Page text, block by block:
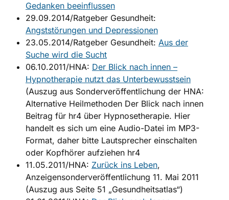
Gedanken beeinflussen
29.09.2014/Ratgeber Gesundheit:
Angststörungen und Depressionen
23.05.2014/Ratgeber Gesundheit: Aus der
Suche wird die Sucht
06.10.2011/HNA: Der Blick nach innen –
Hypnotherapie nutzt das Unterbewusstsein
(Auszug aus Sonderveröffentlichung der HNA:
Alternative Heilmethoden Der Blick nach innen
Beitrag für hr4 über Hypnosetherapie. Hier
handelt es sich um eine Audio-Datei im MP3-
Format, daher bitte Lautsprecher einschalten
oder Kopfhörer aufziehen hr4
11.05.2011/HNA: Zurück ins Leben,
Anzeigensonderveröffentlichung 11. Mai 2011
(Auszug aus Seite 51 „Gesundheitsatlas“)